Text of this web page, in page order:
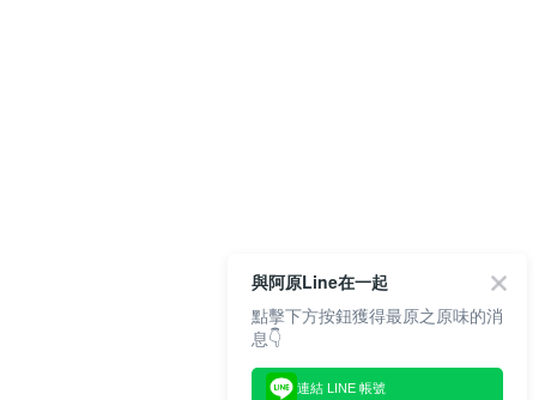
與阿原Line在一起
點擊下方按鈕獲得最原之原味的消
息👇
連結 LINE 帳號